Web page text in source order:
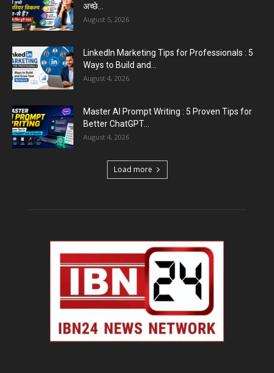
अच्छे...
August 5, 2026
LinkedIn Marketing Tips for Professionals : 5
Ways to Build and...
August 4, 2026
Master AI Prompt Writing : 5 Proven Tips for
Better ChatGPT...
August 4, 2026
Load more